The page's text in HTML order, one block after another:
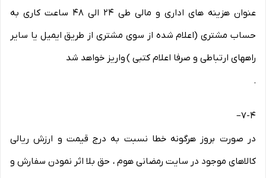
عنوان هزینه های اداری و مالی طی ۲۴ الی ۴۸ ساعت کاری به
حساب مشتری (اعلام شده از سوی مشتری از طریق ایمیل یا سایر
راههای ارتباطی و صرفا اعلام کتبی ) واریز خواهد شد
.
7-۴–
در صورت بروز هرگونه خطا نسبت به درج قیمت و ارزش ریالی
کالاهای موجود در سایت رمضانی هوم ، حق بلا اثر نمودن سفارش و